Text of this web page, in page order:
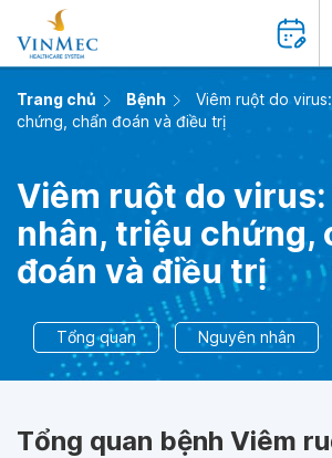
Trang chủ Bệnh
Viêm ruột do
chứng, chẩn đoán và điều trị
Viêm ruột do
nhân, triệu chứng,
đoán và điều trị
Tổng quan Nguyên nhân
Tổng quan bệnh Viêm